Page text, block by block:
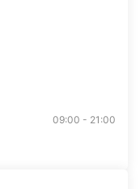
09:00 - 21:00